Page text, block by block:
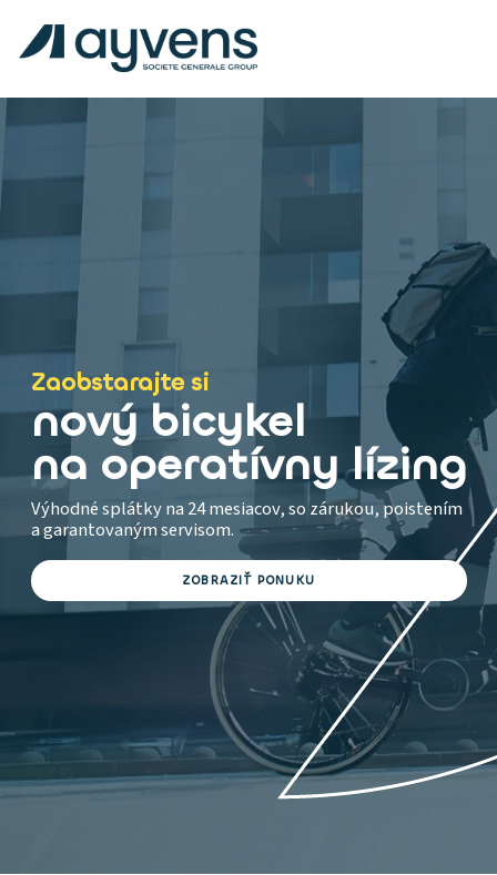
A
y
e
s
k
k
Zaobstarajte si
nový bicykel
na operatívny lízing
Výhodné splátky na 24 mesiacov, so zárukou, poistením
a garantovaným servisom.
ZOBRAZIŤ PONUKU